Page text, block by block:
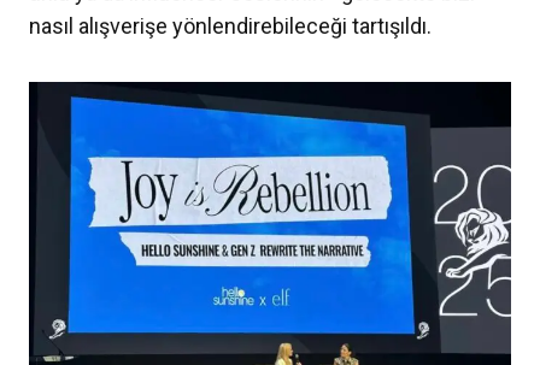
nasıl alışverişe yönlendirebileceği tartışıldı.